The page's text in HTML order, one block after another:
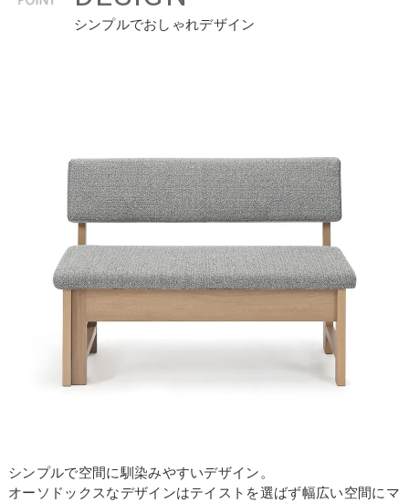
シンプルでおしゃれデザイン
シンプルで空間に馴染みやすいデザイン。
オーソドックスなデザインはテイストを選ばず幅広い空間にマ